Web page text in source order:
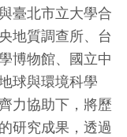
臺北市立大學合
地質調查所、台
博物館、國立中
球與環境科學
力協助下，將歷
研究成果，透過